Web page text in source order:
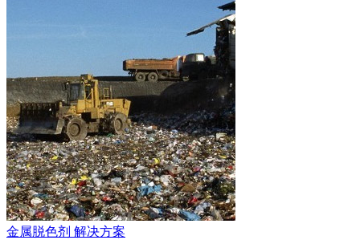
金属脱色剂 解决方案